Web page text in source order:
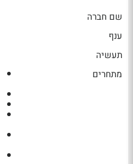
שם חברה
ענף
תעשיה
מתחרים